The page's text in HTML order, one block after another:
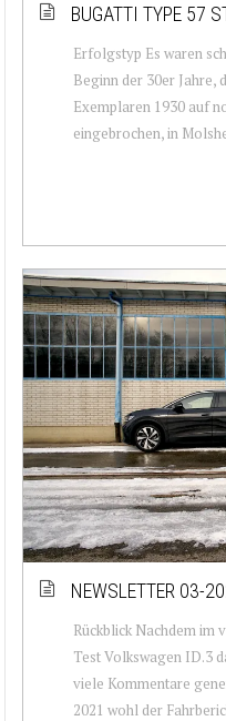
BUGATTI TYPE 57
Erfolgstyp Es waren
Beginn der 30er Jahre,
Exemplaren 1930 auf
eingebrochen, in
NEWSLETTER 03-
Rückblick Nachdem im
Test Volkswagen ID.3
viele Kommentare
2021 wohl der